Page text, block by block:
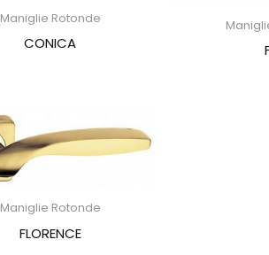
Maniglie Rotonde
CONICA
Maniglie Rotonde
FLORENCE